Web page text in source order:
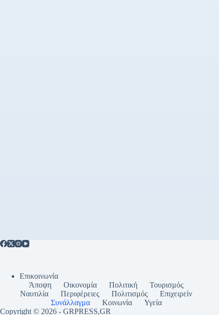
Επικοινωνία
Άποψη
Οικονομία Πολιτική
Τουρισμός
Ναυτιλία
Περιφέρειες Πολιτισμός
Επιχειρείν
Συνάλλαγμα
Κοινωνία
Υγεία
Copyright © 2026 - GRPRESS,GR